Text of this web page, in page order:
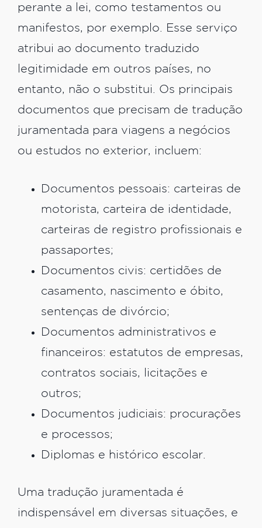
perante a lei, como testamentos ou
manifestos, por exemplo. Esse serviço
atribui ao documento traduzido
legitimidade em outros países, no
entanto, não o substitui. Os principais
documentos que precisam de tradução
juramentada para viagens a negócios
ou estudos no exterior, incluem:
Documentos pessoais: carteiras de
motorista, carteira de identidade,
carteiras de registro profissionais e
passaportes;
Documentos civis: certidões de
casamento, nascimento e óbito,
sentenças de divórcio;
Documentos administrativos e
financeiros: estatutos de empresas,
contratos sociais, licitações e
outros;
Documentos judiciais: procurações
e processos;
Diplomas e histórico escolar.
Uma tradução juramentada é
indispensável em diversas situações, e